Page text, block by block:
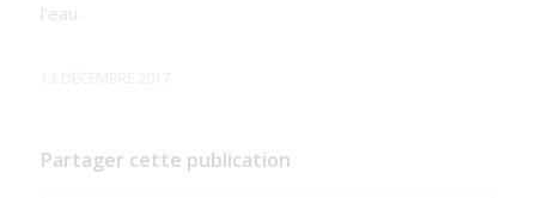
l’eau.
Partager cette publication